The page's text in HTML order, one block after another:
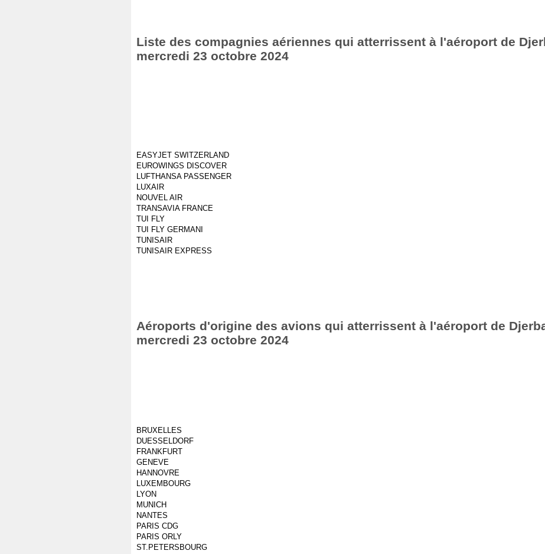
Liste des compagnies aériennes qui atterrissent à l'aéroport de
mercredi 23 octobre 2024
EASYJET SWITZERLAND
EUROWINGS DISCOVER
LUFTHANSA PASSENGER
LUXAIR
NOUVEL AIR
TRANSAVIA FRANCE
TUI FLY
TUI FLY GERMANI
TUNISAIR
TUNISAIR EXPRESS
Aéroports d'origine des avions qui atterrissent à l'aéroport de
mercredi 23 octobre 2024
BRUXELLES
DUESSELDORF
FRANKFURT
GENEVE
HANNOVRE
LUXEMBOURG
LYON
MUNICH
NANTES
PARIS CDG
PARIS ORLY
ST.PETERSBOURG